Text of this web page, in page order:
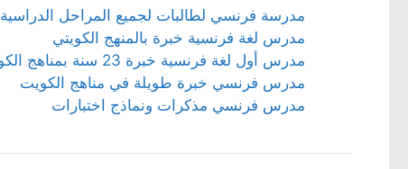
مدرسة فرنسي لطالبات لجميع المراحل الدراسية
مدرس لغة فرنسية خبرة بالمنهج الكويتي
مدرس أول لغة فرنسية خبرة 23 سنة بمناهج الكويت
مدرس فرنسي خبرة طويلة في مناهج الكويت
مدرس فرنسي مذكرات ونماذج اختبارات